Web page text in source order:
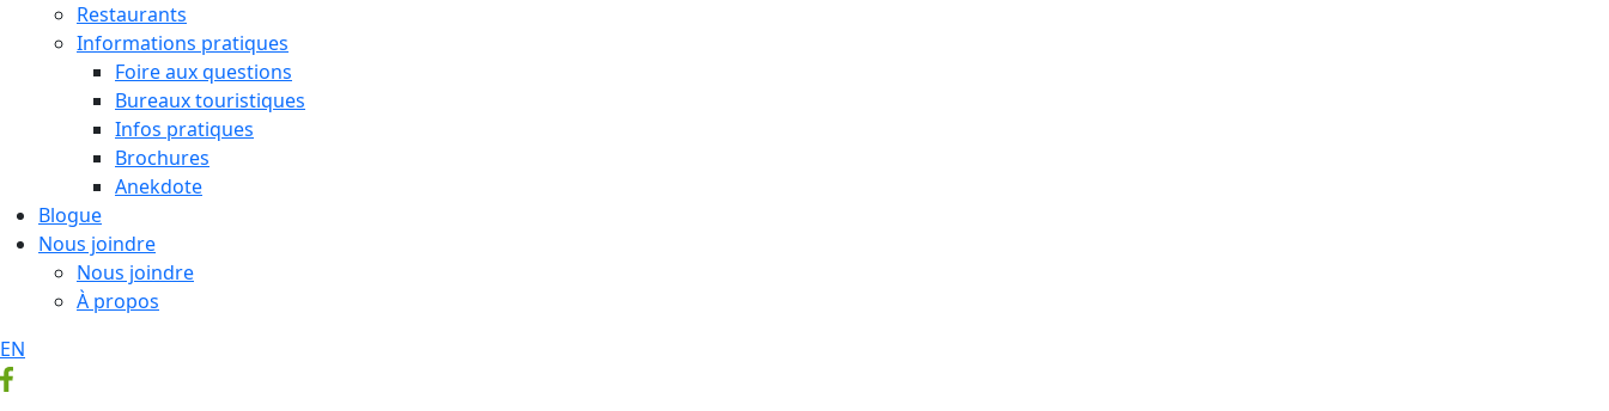
Restaurants
Informations pratiques
Foire aux questions
Bureaux touristiques
Infos pratiques
Brochures
Anekdote
Blogue
Nous joindre
Nous joindre
À propos
EN